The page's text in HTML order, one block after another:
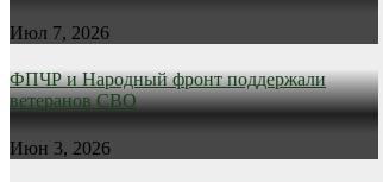
Июл 7, 2026
ФПЧР и Народный фронт поддержали
ветеранов СВО
Июн 3, 2026